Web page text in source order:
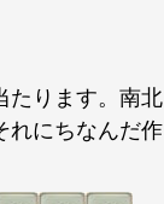
たります。南北
れにちなんだ作